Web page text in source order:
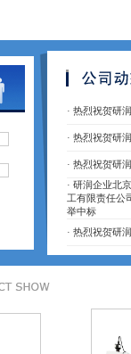
· 热烈祝贺研
· 热烈祝贺研
· 热烈祝贺研
· 研润企业北
工有限责任公
举中标
· 热烈祝贺研